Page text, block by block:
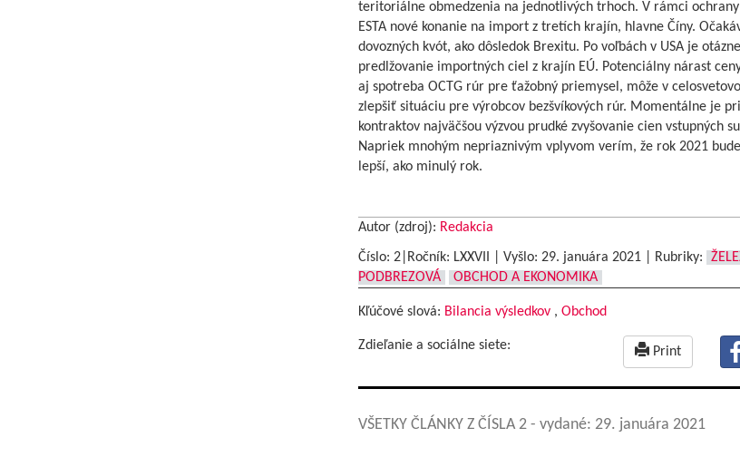
teritoriálne obmedzenia na jednotlivých trhoch. V rámci
ESTA nové konanie na import z tretích krajín, hlavne Číny.
dovozných kvót, ako dôsledok Brexitu. Po voľbách v USA je otázne
predlžovanie importných ciel z krajín EÚ. Potenciálny nárast
aj spotreba OCTG rúr pre ťažobný priemysel, môže v
zlepšiť situáciu pre výrobcov bezšvíkových rúr. Momentálne je
kontraktov najväčšou výzvou prudké zvyšovanie cien vstupných
Napriek mnohým nepriaznivým vplyvom verím, že rok 2021
lepší, ako minulý rok.
Autor (zdroj): Redakcia
Číslo: 2|Ročník: LXXVII | Vyšlo: 29. januára 2021| Rubriky:
PODBREZOVÁ
OBCHOD A EKONOMIKA
Kľúčové slová: Bilancia výsledkov, Obchod
Zdieľanie a sociálne siete: Print
VŠETKY ČLÁNKY Z ČÍSLA 2 - vydané: 29. januára 2021